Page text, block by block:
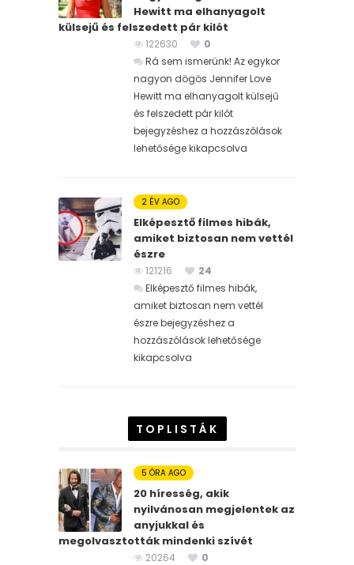
Hewitt ma elhanyagolt
külsejű és felszedett pár kilót
122630
0
Rá sem ismerünk! Az egykor
nagyon dögös Jennifer Love
Hewitt ma elhanyagolt külsejű
és felszedett pár kilót
bejegyzéshez a hozzászólások
lehetősége kikapcsolva
2 ÉV AGO
Elképesztő filmes hibák,
amiket biztosan nem vettél
észre
121216
24
Elképesztő filmes hibák,
amiket biztosan nem vettél
észre bejegyzéshez a
hozzászólások lehetősége
kikapcsolva
TOPLISTÁK
5 ÓRA AGO
20 híresség, akik
nyilvánosan megjelentek az
anyjukkal és
megolvasztották mindenki szívét
20264
0